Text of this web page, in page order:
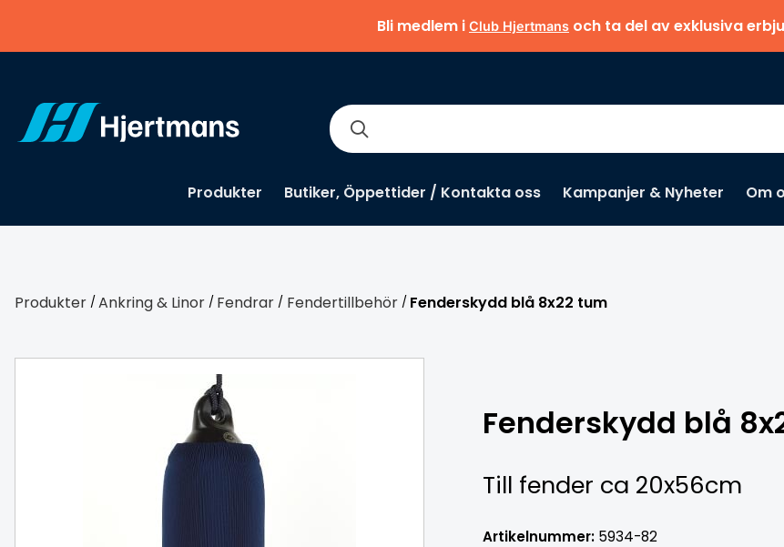
Bli medlem i Club Hjertmans och ta del av exklusiva
Produkter Butiker, Öppettider / Kontakta oss Kampanjer & Nyheter Om
Produkter / Ankring & Linor / Fendrar / Fendertillbehör / Fenderskydd blå 8x22 tum
Fenderskydd blå
Till fender ca 20x56cm
Artikelnummer: 5934-82